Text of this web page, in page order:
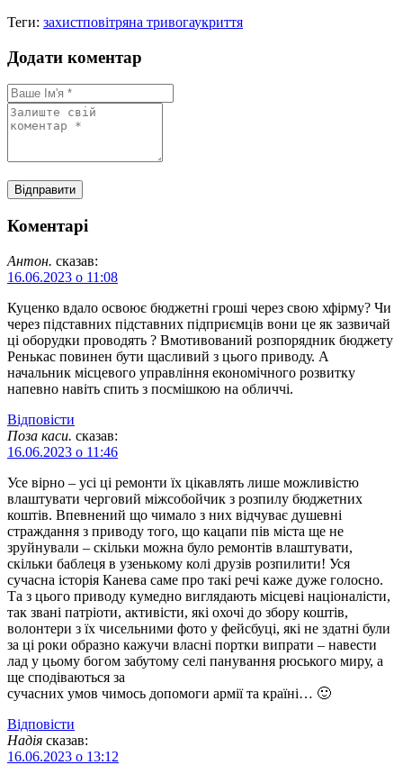
Теги: захистповітряна тривогаукриття
Додати коментар
Коментарі
Антон. сказав:
16.06.2023 о 11:08
Куценко вдало освоює бюджетні гроші через свою хфірму? Чи
через підставних підставних підприємців вони це як зазвичай
ці оборудки проводять ? Вмотивований розпорядник бюджету
Ренькас повинен бути щасливий з цього приводу. А
начальник місцевого управління економічного розвитку
напевно навіть спить з посмішкою на обличчі.
Відповіcти
Поза каси. сказав:
16.06.2023 о 11:46
Усе вірно – усі ці ремонти їх цікавлять лише можливістю
влаштувати черговий міжсобойчик з розпилу бюджетних
коштів. Впевнений що чимало з них відчуває душевні
страждання з приводу того, що кацапи пів міста ще не
зруйнували – скільки можна було ремонтів влаштувати,
скільки баблеця в узенькому колі друзів розпилити! Уся
сучасна історія Канева саме про такі речі каже дуже голосно.
Та з цього приводу кумедно виглядають місцеві націоналісти,
так звані патріоти, активісти, які охочі до збору коштів,
волонтери з їх чисельними фото у фейсбуці, які не здатні були
за ці роки образно кажучи власні портки випрати – навести
лад у цьому богом забутому селі панування рюського миру, а
ще сподіваються за
сучасних умов чимось допомоги армії та країні… 🙂
Відповіcти
Надія сказав:
16.06.2023 о 13:12